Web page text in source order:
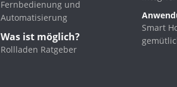
Fernbedienung und
Automatisierung
Was ist möglich?
Rollladen Ratgeber
Smart